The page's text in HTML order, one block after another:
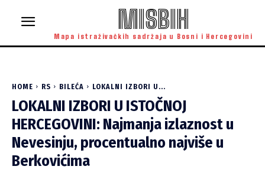
MISBIH
Mapa istraživačkih sadržaja u Bosni i Hercegovini
HOME RS BILEĆA LOKALNI IZBORI U...
LOKALNI IZBORI U ISTOČNOJ
HERCEGOVINI: Najmanja izlaznost u
Nevesinju, procentualno najviše u
Berkovićima